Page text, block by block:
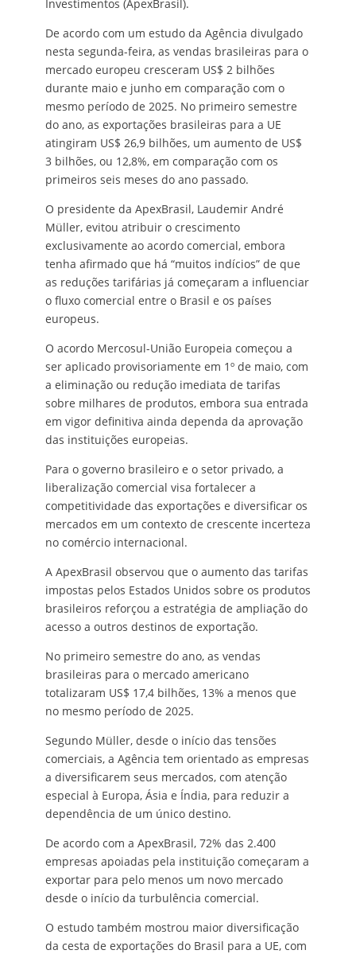
Investimentos (ApexBrasil).
De acordo com um estudo da Agência divulgado
nesta segunda-feira, as vendas brasileiras para o
mercado europeu cresceram US$ 2 bilhões
durante maio e junho em comparação com o
mesmo período de 2025. No primeiro semestre
do ano, as exportações brasileiras para a UE
atingiram US$ 26,9 bilhões, um aumento de US$
3 bilhões, ou 12,8%, em comparação com os
primeiros seis meses do ano passado.
O presidente da ApexBrasil, Laudemir André
Müller, evitou atribuir o crescimento
exclusivamente ao acordo comercial, embora
tenha afirmado que há “muitos indícios” de que
as reduções tarifárias já começaram a influenciar
o fluxo comercial entre o Brasil e os países
europeus.
O acordo Mercosul-União Europeia começou a
ser aplicado provisoriamente em 1º de maio, com
a eliminação ou redução imediata de tarifas
sobre milhares de produtos, embora sua entrada
em vigor definitiva ainda dependa da aprovação
das instituições europeias.
Para o governo brasileiro e o setor privado, a
liberalização comercial visa fortalecer a
competitividade das exportações e diversificar os
mercados em um contexto de crescente incerteza
no comércio internacional.
A ApexBrasil observou que o aumento das tarifas
impostas pelos Estados Unidos sobre os produtos
brasileiros reforçou a estratégia de ampliação do
acesso a outros destinos de exportação.
No primeiro semestre do ano, as vendas
brasileiras para o mercado americano
totalizaram US$ 17,4 bilhões, 13% a menos que
no mesmo período de 2025.
Segundo Müller, desde o início das tensões
comerciais, a Agência tem orientado as empresas
a diversificarem seus mercados, com atenção
especial à Europa, Ásia e Índia, para reduzir a
dependência de um único destino.
De acordo com a ApexBrasil, 72% das 2.400
empresas apoiadas pela instituição começaram a
exportar para pelo menos um novo mercado
desde o início da turbulência comercial.
O estudo também mostrou maior diversificação
da cesta de exportações do Brasil para a UE, com